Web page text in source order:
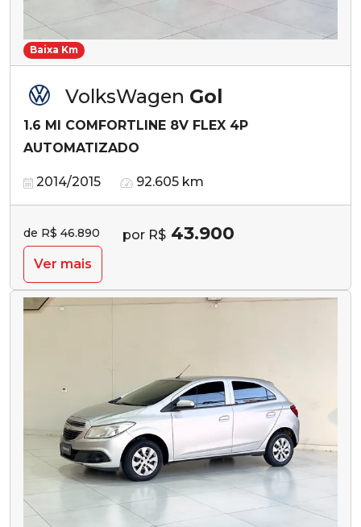
Baixa Km
VolksWagen Gol
1.6 MI COMFORTLINE 8V FLEX 4P
AUTOMATIZADO
2014/2015 92.605 km
de R$ 46.890 por R$ 43.900
Ver mais